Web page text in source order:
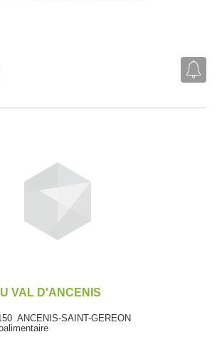
VAL D'ANCENIS
ANCENIS-SAINT-GEREON